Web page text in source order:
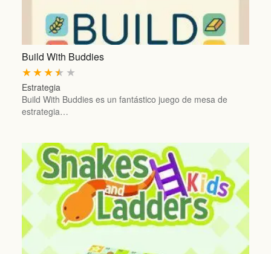
Build With Buddies
★
★
★
★
★
Estrategia
Build With Buddies es un fantástico juego de mesa de
estrategia…